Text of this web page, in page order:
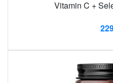
Vitamin C +